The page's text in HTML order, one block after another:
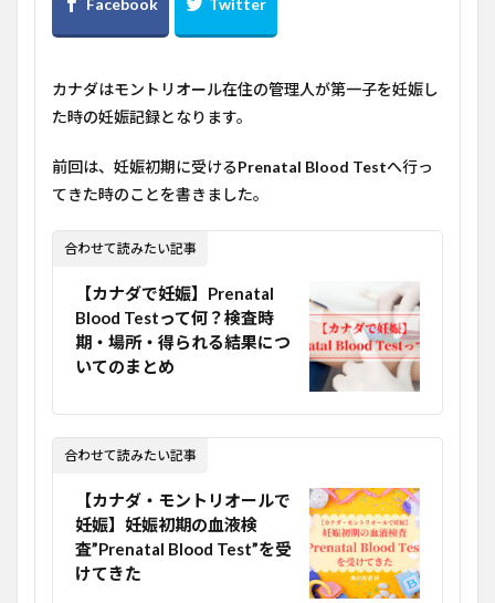
カナダはモントリオール在住の管理人が第一子を妊娠し
た時の妊娠記録となります。
前回は、妊娠初期に受けるPrenatal Blood Testへ行っ
てきた時のことを書きました。
合わせて読みたい記事
【カナダで妊娠】Prenatal
Blood Testって何？検査時
期・場所・得られる結果につ
いてのまとめ
合わせて読みたい記事
【カナダ・モントリオールで
妊娠】妊娠初期の血液検
査”Prenatal Blood Test”を受
けてきた